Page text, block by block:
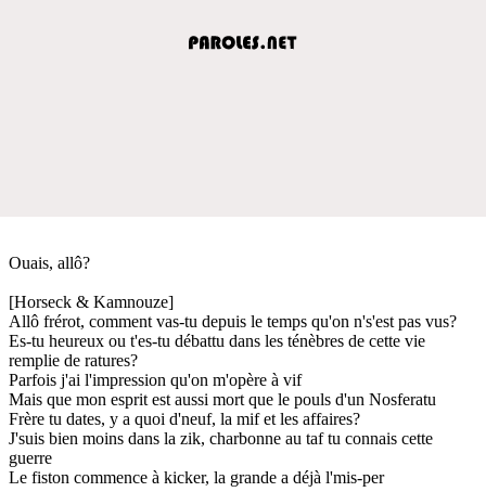
Ouais, allô?
[Horseck & Kamnouze]
Allô frérot, comment vas-tu depuis le temps qu'on n's'est pas vus?
Es-tu heureux ou t'es-tu débattu dans les ténèbres de cette vie
remplie de ratures?
Parfois j'ai l'impression qu'on m'opère à vif
Mais que mon esprit est aussi mort que le pouls d'un Nosferatu
Frère tu dates, y a quoi d'neuf, la mif et les affaires?
J'suis bien moins dans la zik, charbonne au taf tu connais cette
guerre
Le fiston commence à kicker, la grande a déjà l'mis-per